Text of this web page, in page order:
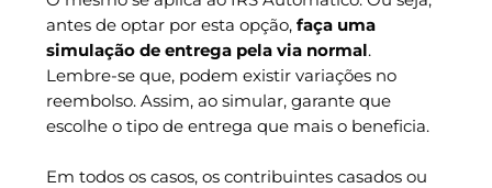
antes de optar por esta opção, faça uma
simulação de entrega pela via normal.
Lembre-se que, podem existir variações no
reembolso. Assim, ao simular, garante que
escolhe o tipo de entrega que mais o beneficia.
Em todos os casos, os contribuintes casados ou